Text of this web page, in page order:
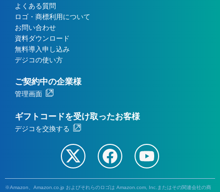
よくある質問
ロゴ・商標利用について
お問い合わせ
資料ダウンロード
無料導入申し込み
デジコの使い方
ご契約中の企業様
管理画面
ギフトコードを受け取ったお客様
デジコを交換する
Amazon、Amazon.co.jp およびそれらのロゴは Amazon.com, Inc.またはその関連会社の商